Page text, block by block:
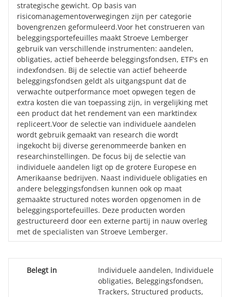
strategische gewicht. Op basis van
risicomanagementoverwegingen zijn per categorie
bovengrenzen geformuleerd.Voor het construeren van
beleggingsportefeuilles maakt Stroeve Lemberger
gebruik van verschillende instrumenten: aandelen,
obligaties, actief beheerde beleggingsfondsen, ETF's en
indexfondsen. Bij de selectie van actief beheerde
beleggingsfondsen geldt als uitgangspunt dat de
verwachte outperformance moet opwegen tegen de
extra kosten die van toepassing zijn, in vergelijking met
een product dat het rendement van een marktindex
repliceert.Voor de selectie van individuele aandelen
wordt gebruik gemaakt van research die wordt
ingekocht bij diverse gerenommeerde banken en
researchinstellingen. De focus bij de selectie van
individuele aandelen ligt op de grotere Europese en
Amerikaanse bedrijven. Naast individuele obligaties en
andere beleggingsfondsen kunnen ook op maat
gemaakte structured notes worden opgenomen in de
beleggingsportefeuilles. Deze producten worden
gestructureerd door een externe partij in nauw overleg
met de specialisten van Stroeve Lemberger.
Belegt in
Individuele aandelen, Individuele
obligaties, Beleggingsfondsen,
Trackers, Structured products,